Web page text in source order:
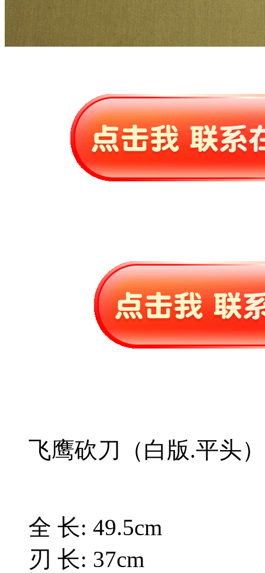
飞鹰砍刀（白版.平头）
全 长: 49.5cm
刃 长: 37cm